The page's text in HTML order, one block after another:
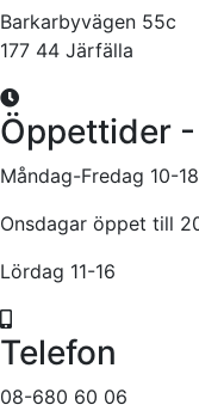
Barkarbyvägen 55c
177 44 Järfälla
Öppettider
Måndag-Fredag 10-18
Onsdagar öppet till
Lördag 11-16
Telefon
08-680 60 06